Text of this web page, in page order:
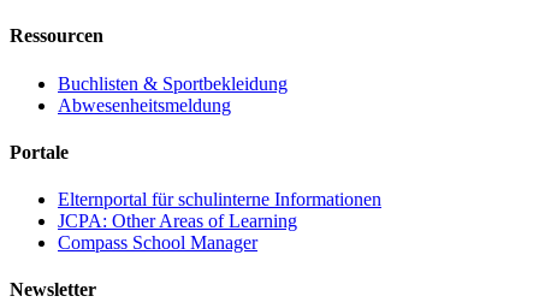
Ressourcen
Buchlisten & Sportbekleidung
Abwesenheitsmeldung
Portale
Elternportal für schulinterne Informationen
JCPA: Other Areas of Learning
Compass School Manager
Newsletter